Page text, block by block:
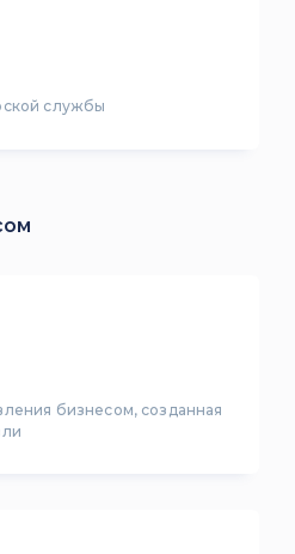
службы
бизнесом, созданная